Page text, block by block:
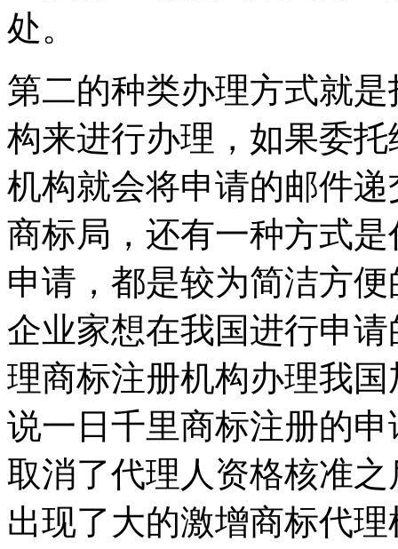
处。
第二的种类办理方式就
构来进行办理，如果委
机构就会将申请的邮件
商标局，还有一种方式
申请，都是较为简洁方
企业家想在我国进行申
理商标注册机构办理我
说一日千里商标注册的
取消了代理人资格核准
出现了大的激增商标代